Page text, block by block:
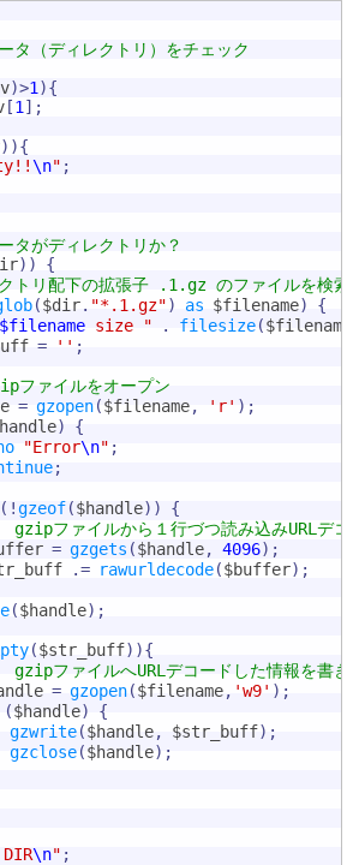
（ディレクトリ）をチェック
)>1){
[1] ;
) ){
\n" ;
がディレクトリか？
) )
{
トリ配下の拡張子 .1.gz のファイルを検
($dir. "*.1.gz") as $filename)
{
$filename size " . filesize(
= '' ;
ァイルをオープン
= gzopen($filename, 'r' ) ;
)
{
"Error\n" ;
;
( !gzeof($handle) )
{
ファイルから１行づつ読み込みURLデ
= gzgets ($handle, 4096) ;
.= rawurldecode($buffer) ;
($handle) ;
($str_buff) ){
ファイルへURLデコードした情報を書
= gzopen($filename, 'w9' ) ;
($handle)
{
gzwrite($handle, $str_buff) ;
gzclose($handle) ;
\n" ;